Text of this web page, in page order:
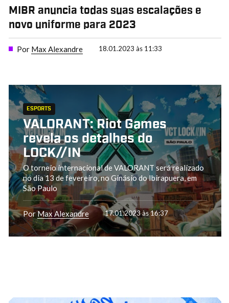
MIBR anuncia todas suas escalações e
novo uniforme para 2023
Por Max Alexandre 18.01.2023 às 11:33
ESPORTS
VALORANT: Riot Games
revela os detalhes do
LOCK//IN
O torneio internacional de VALORANT será realizado
no dia 13 de fevereiro, no Ginásio do Ibirapuera, em
São Paulo
PorMax Alexandre 17.01.2023 às 16:37